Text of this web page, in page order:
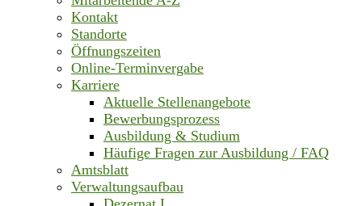
Kontakt
Standorte
Öffnungszeiten
Online-Terminvergabe
Karriere
Aktuelle Stellenangebote
Bewerbungsprozess
Ausbildung & Studium
Häufige Fragen zur Ausbildung / FAQ
Amtsblatt
Verwaltungsaufbau